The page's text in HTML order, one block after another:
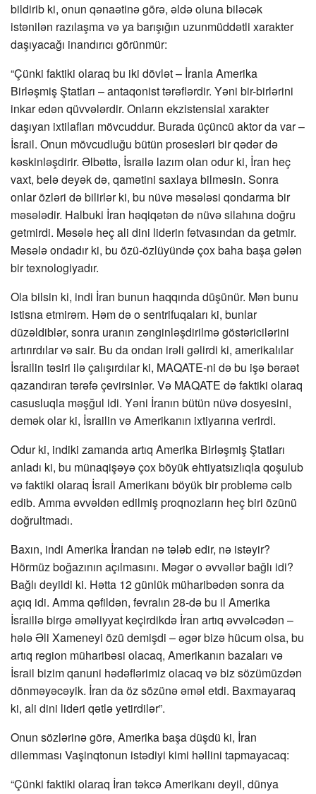
bildirib ki, onun qənaətinə görə, əldə oluna biləcək
istənilən razılaşma və ya barışığın uzunmüddətli xarakter
daşıyacağı inandırıcı görünmür:
“Çünki faktiki olaraq bu iki dövlət – İranla Amerika
Birləşmiş Ştatları – antaqonist tərəflərdir. Yəni bir-birlərini
inkar edən qüvvələrdir. Onların ekzistensial xarakter
daşıyan ixtilafları mövcuddur. Burada üçüncü aktor da var –
İsrail. Onun mövcudluğu bütün prosesləri bir qədər də
kəskinləşdirir. Əlbəttə, İsrailə lazım olan odur ki, İran heç
vaxt, belə deyək də, qamətini saxlaya bilməsin. Sonra
onlar özləri də bilirlər ki, bu nüvə məsələsi qondarma bir
məsələdir. Halbuki İran həqiqətən də nüvə silahına doğru
getmirdi. Məsələ heç ali dini liderin fətvasından da getmir.
Məsələ ondadır ki, bu özü-özlüyündə çox baha başa gələn
bir texnologiyadır.
Ola bilsin ki, indi İran bunun haqqında düşünür. Mən bunu
istisna etmirəm. Həm də o sentrifuqaları ki, bunlar
düzəldiblər, sonra uranın zənginləşdirilmə göstəricilərini
artırırdılar və sair. Bu da ondan irəli gəlirdi ki, amerikalılar
İsrailin təsiri ilə çalışırdılar ki, MAQATE-ni də bu işə bəraət
qazandıran tərəfə çevirsinlər. Və MAQATE də faktiki olaraq
casusluqla məşğul idi. Yəni İranın bütün nüvə dosyesini,
demək olar ki, İsrailin və Amerikanın ixtiyarına verirdi.
Odur ki, indiki zamanda artıq Amerika Birləşmiş Ştatları
anladı ki, bu münaqişəyə çox böyük ehtiyatsızlıqla qoşulub
və faktiki olaraq İsrail Amerikanı böyük bir problemə cəlb
edib. Amma əvvəldən edilmiş proqnozların heç biri özünü
doğrultmadı.
Baxın, indi Amerika İrandan nə tələb edir, nə istəyir?
Hörmüz boğazının açılmasını. Məgər o əvvəllər bağlı idi?
Bağlı deyildi ki. Hətta 12 günlük müharibədən sonra da
açıq idi. Amma qəfildən, fevralın 28-də bu il Amerika
İsraillə birgə əməliyyat keçirdikdə İran artıq əvvəlcədən –
hələ Əli Xameneyi özü demişdi – əgər bizə hücum olsa, bu
artıq region müharibəsi olacaq, Amerikanın bazaları və
İsrail bizim qanuni hədəflərimiz olacaq və biz sözümüzdən
dönməyəcəyik. İran da öz sözünə əməl etdi. Baxmayaraq
ki, ali dini lideri qətlə yetirdilər”.
Onun sözlərinə görə, Amerika başa düşdü ki, İran
dilemması Vaşinqtonun istədiyi kimi həllini tapmayacaq:
“Çünki faktiki olaraq İran təkcə Amerikanı deyil, dünya